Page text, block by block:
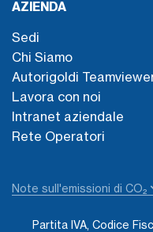
AZIENDA
Sedi
Chi Siamo
Autorigoldi
Lavora con noi
Intranet aziendale
Rete Operatori
Note sull'emissioni di CO₂
Partita IVA, Codice